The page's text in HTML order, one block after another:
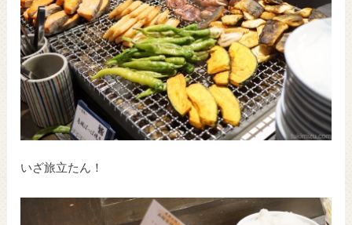
いざ旅立たん！